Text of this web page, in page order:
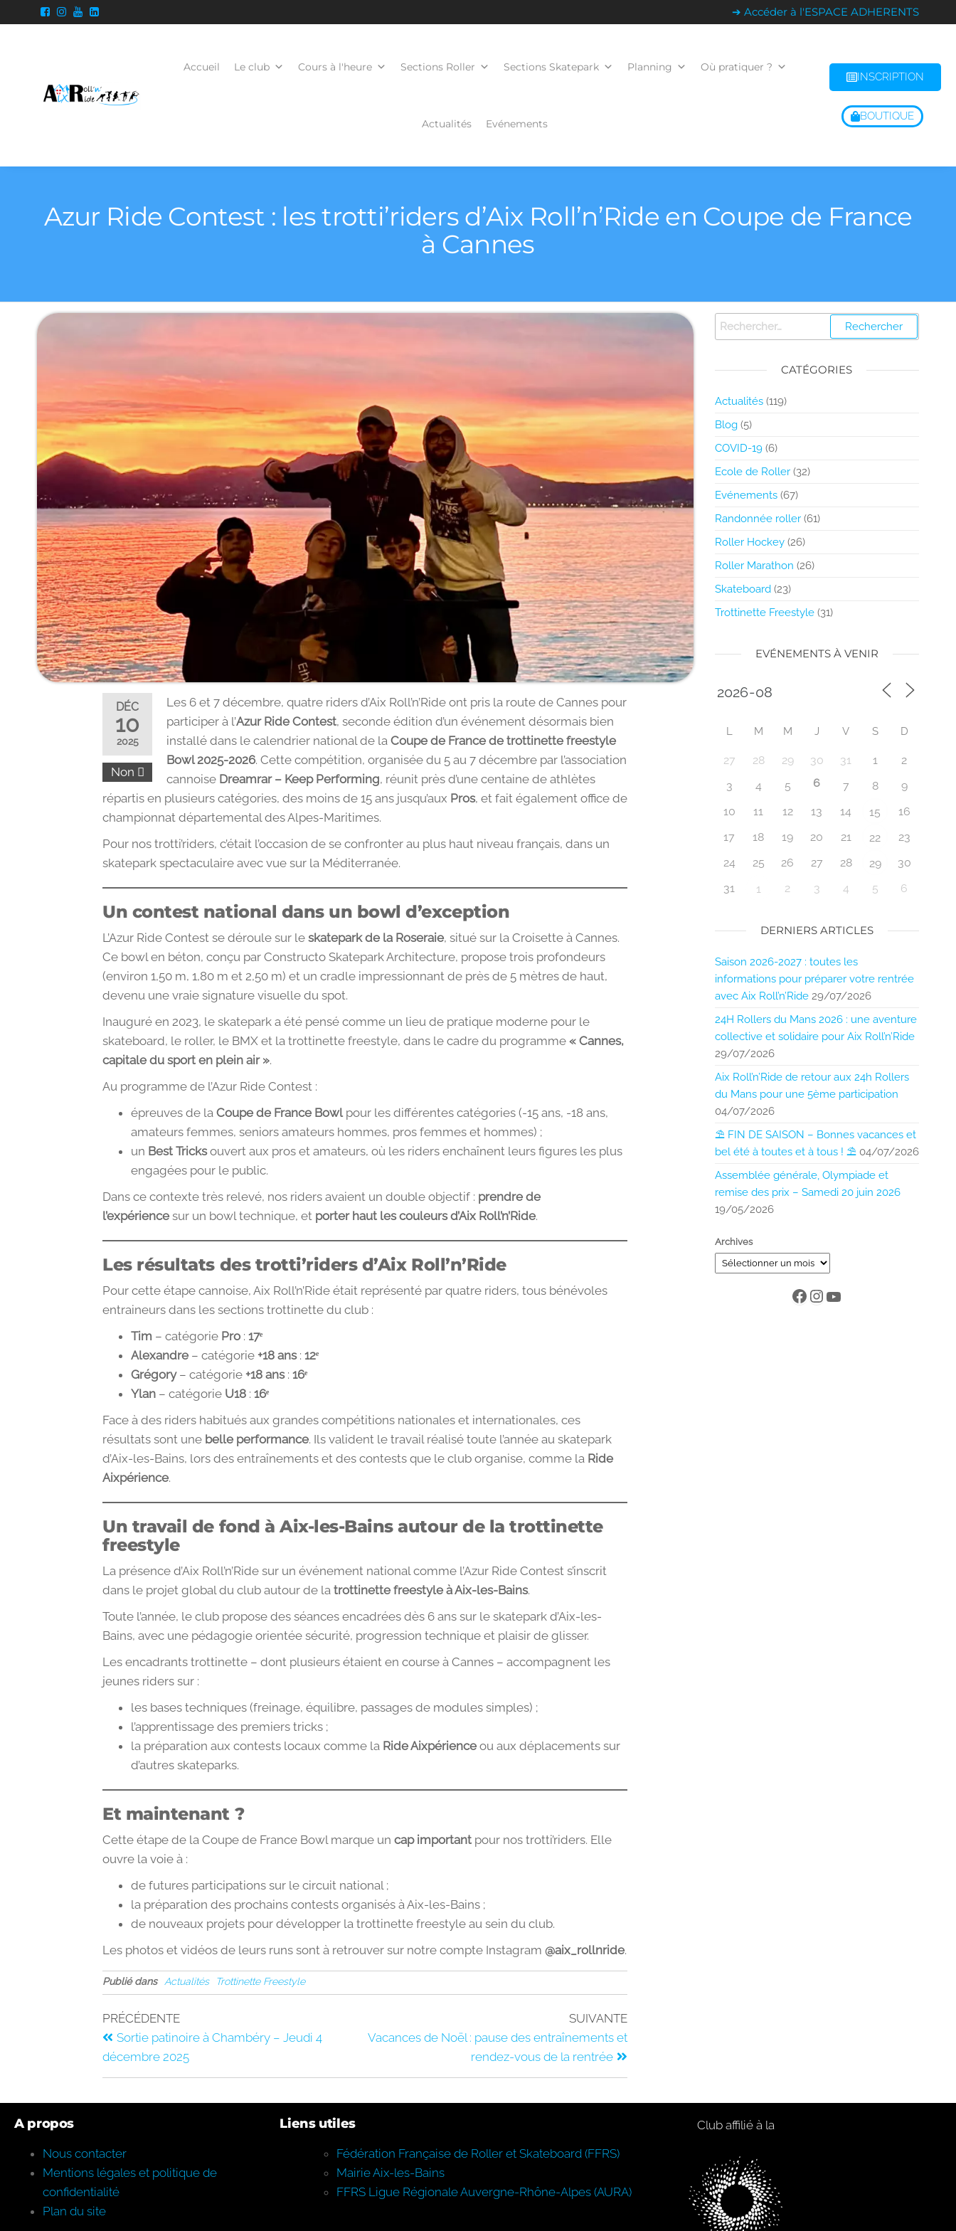
➔ Accéder à l'ESPACE ADHERENTS
Accueil Le club Cours à l'heure Sections Roller Sections Skatepark Planning Où pratiquer ?
Actualités Evénements
INSCRIPTION
BOUTIQUE
Azur Ride Contest : les trotti’riders d’Aix Roll’n’Ride en Coupe de France
à Cannes
DÉC
10
2025
Non
Les 6 et 7 décembre, quatre riders d’Aix Roll’n’Ride ont pris la route de Cannes pour
participer à l’Azur Ride Contest, seconde édition d’un événement désormais bien
installé dans le calendrier national de laCoupe de France de trottinette freestyle
Bowl 2025-2026. Cette compétition, organisée du 5 au 7 décembre par l’association
cannoise Dreamrar – Keep Performing, réunit près d’une centaine de athlètes
répartis en plusieurs catégories, des moins de 15 ans jusqu’aux Pros, et fait également office de
championnat départemental des Alpes-Maritimes.
Pour nos trotti’riders, c’était l’occasion de se confronter au plus haut niveau français, dans un
skatepark spectaculaire avec vue sur la Méditerranée.
Un contest national dans un bowl d’exception
L’Azur Ride Contest se déroule sur leskatepark de la Roseraie, situé sur la Croisette à Cannes.
Ce bowl en béton, conçu par Constructo Skatepark Architecture, propose trois profondeurs
(environ 1,50 m, 1,80 m et 2,50 m) et un cradle impressionnant de près de 5 mètres de haut,
devenu une vraie signature visuelle du spot.
Inauguré en 2023, le skatepark a été pensé comme un lieu de pratique moderne pour le
skateboard, le roller, le BMX et la trottinette freestyle, dans le cadre du programme« Cannes,
capitale du sport en plein air ».
Au programme de l’Azur Ride Contest :
épreuves de laCoupe de France Bowl pour les différentes catégories (-15 ans, -18 ans,
amateurs femmes, seniors amateurs hommes, pros femmes et hommes) ;
un Best Tricksouvert aux pros et amateurs, où les riders enchaînent leurs figures les plus
engagées pour le public.
Dans ce contexte très relevé, nos riders avaient un double objectif : prendre de
l’expérience sur un bowl technique, et porter haut les couleurs d’Aix Roll’n’Ride.
Les résultats des trotti’riders d’Aix Roll’n’Ride
Pour cette étape cannoise, Aix Roll’n’Ride était représenté par quatre riders, tous bénévoles
entraineurs dans les sections trottinette du club :
Tim – catégorie Pro :17ᵉ
Alexandre – catégorie +18 ans:12ᵉ
Grégory– catégorie +18 ans:16ᵉ
Ylan – catégorie U18 :16ᵉ
Face à des riders habitués aux grandes compétitions nationales et internationales, ces
résultats sont une belle performance. Ils valident le travail réalisé toute l’année au skatepark
d’Aix-les-Bains, lors des entraînements et des contests que le club organise, comme la Ride
Aixpérience.
Un travail de fond à Aix-les-Bains autour de la trottinette
freestyle
La présence d’Aix Roll’n’Ride sur un événement national comme l’Azur Ride Contest s’inscrit
dans le projet global du club autour de latrottinette freestyle à Aix-les-Bains.
Toute l’année, le club propose des séances encadrées dès 6 ans sur le skatepark d’Aix-les-
Bains, avec une pédagogie orientée sécurité, progression technique et plaisir de glisser.
Les encadrants trottinette – dont plusieurs étaient en course à Cannes – accompagnent les
jeunes riders sur :
les bases techniques (freinage, équilibre, passages de modules simples) ;
l’apprentissage des premiers tricks ;
la préparation aux contests locaux comme la Ride Aixpérience ou aux déplacements sur
d’autres skateparks.
Et maintenant ?
Cette étape de la Coupe de France Bowl marque uncap important pour nos trotti’riders. Elle
ouvre la voie à :
de futures participations sur le circuit national ;
la préparation des prochains contests organisés à Aix-les-Bains ;
de nouveaux projets pour développer la trottinette freestyle au sein du club.
Les photos et vidéos de leurs runs sont à retrouver sur notre compte Instagram@aix_rollnride.
Publié dans Actualités Trottinette Freestyle
PRÉCÉDENTE
Sortie patinoire à Chambéry – Jeudi 4
décembre 2025
SUIVANTE
Vacances de Noël : pause des entraînements et
rendez-vous de la rentrée
CATÉGORIES
Actualités(119)
Blog(5)
COVID-19(6)
Ecole de Roller(32)
Evénements(67)
Randonnée roller(61)
Roller Hockey(26)
Roller Marathon (26)
Skateboard(23)
Trottinette Freestyle(31)
EVÉNEMENTS À VENIR
L M M J V S D
27 28 29 30 31 1
2
3
4 5 6 7 8
9
10
11 12 13 14 15
16
17
18 19 20 21 22
23
24
25 26 27 28 29
30
31
1 2 3 4 5 6
DERNIERS ARTICLES
Saison 2026-2027 : toutes les
informations pour préparer votre rentrée
avec Aix Roll’n’Ride 29/07/2026
24H Rollers du Mans 2026 : une aventure
collective et solidaire pour Aix Roll’n’Ride
29/07/2026
Aix Roll’n’Ride de retour aux 24h Rollers
du Mans pour une 5ème participation
04/07/2026
⛱️ FIN DE SAISON – Bonnes vacances et
bel été à toutes et à tous ! ⛱️ 04/07/2026
Assemblée générale, Olympiade et
remise des prix – Samedi 20 juin 2026
19/05/2026
Archives
A propos
Nous contacter
Mentions légales et politique de
confidentialité
Plan du site
Liens utiles
Fédération Française de Roller et Skateboard (FFRS)
Mairie Aix-les-Bains
FFRS Ligue Régionale Auvergne-Rhône-Alpes (AURA)
Club affilié à la